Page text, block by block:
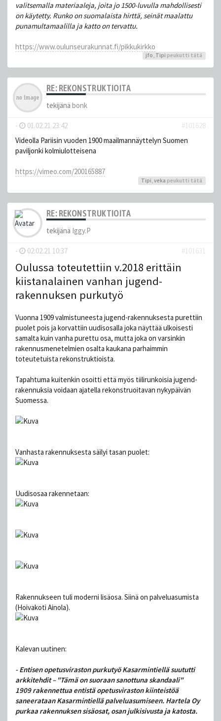
valitsemalla materiaaleja, joita jo 1500-luvulla mahdollisesti
on käytetty. Runko on suomalaista hirttä, seinät maalattu
punamultamaalilla ja katto on tervattu.
https://www.oulunseurakunnat.fi/pikkukirkko
jfo, Tipi peukutti tätä
RE: REKONSTRUKTIOITA
tekijänä bonk
- 01.02.21 23:42
#101628
Videolla Pariisin vuoden 1900 maailmannäyttelyn Suomen
paviljonki kolmiulotteisena
https://vimeo.com/200165887
Tipi ,veka peukutti tätä
RE: REKONSTRUKTIOITA
tekijänä Iggy.P
- 02.02.21 10:37 #101631
Oulussa toteutettiin v.2018 erittäin
kiistanalainen vanhan jugend-
rakennuksen purkutyö
Vuonna 1909 valmistuneesta jugend-rakennuksesta purettiin
puolet pois ja korvattiin uudisosalla joka näyttää ulkoisesti
samalta kuin vanha purettu osa, mutta joka on varsinkin
rakennusmenetelmien osalta kaukana parhaimmin
toteutetuista rekonstruktioista.
Tapahtuma kuitenkin osoitti että myös tiilirunkoisia jugend-
rakennuksia voidaan ajatella rekonstruoitavan nykypäivän
Suomessa.
Vanhasta rakennuksesta säilyi tasan puolet:
Uudisosaa rakennetaan:
Rakennukseen tuli moderni lisäosa. Siinä on palveluasumista
(Hoivakoti Ainola).
Kalevan uutinen:
- Entisen ope­tus­vi­ras­ton pur­ku­työ Ka­sar­min­tiel­lä suu­tut­ti
ark­ki­teh­dit – "Tämä on suoraan sa­not­tu­na skan­daa­li"
1909 rakennettua entistä opetusviraston kiinteistöä
saneerataan Kasarmintiellä palveluasumiseen. Hartela Oy
purkaa rakennuksen sisäosat, osan julkisivusta ja katosta.